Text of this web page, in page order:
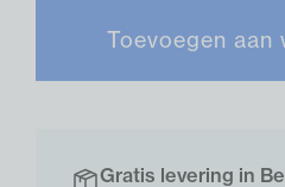
Toevoegen aan
Gratis levering in